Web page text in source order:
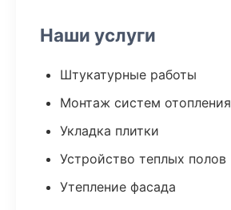
Наши услуги
Штукатурные работы
Монтаж систем отопления
Укладка плитки
Устройство теплых полов
Утепление фасада